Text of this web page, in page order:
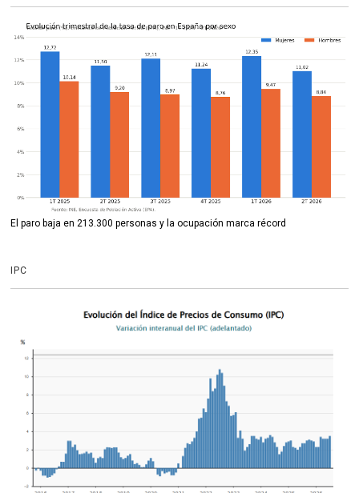
El paro baja en 213.300 personas y la ocupación marca récord
IPC